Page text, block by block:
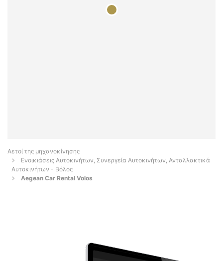
Αετοί της μηχανοκίνησης
Ενοικιάσεις Αυτοκινήτων, Συνεργεία Αυτοκινήτων, Ανταλλακτικά
Αυτοκινήτων - Βόλος
Aegean Car Rental Volos